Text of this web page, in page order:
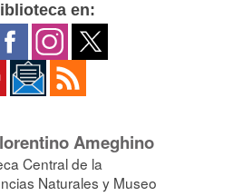
en:
Ameghino
Central de la
Naturales y Museo